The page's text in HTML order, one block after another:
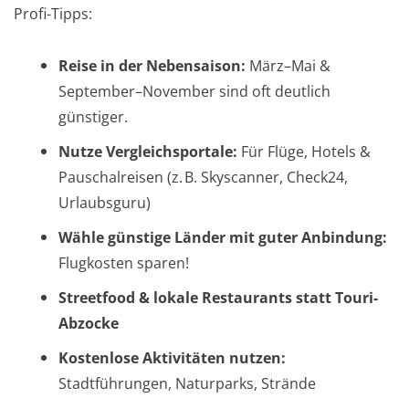
Profi-Tipps:
Reise in der Nebensaison: März–Mai &
September–November sind oft deutlich
günstiger.
Nutze Vergleichsportale: Für Flüge, Hotels &
Pauschalreisen (z. B. Skyscanner, Check24,
Urlaubsguru)
Wähle günstige Länder mit guter Anbindung:
Flugkosten sparen!
Streetfood & lokale Restaurants statt Touri-
Abzocke
Kostenlose Aktivitäten nutzen:
Stadtführungen, Naturparks, Strände